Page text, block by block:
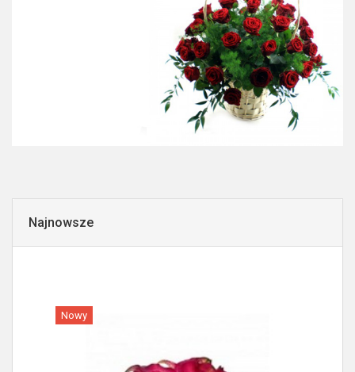
Najnowsze
Nowy